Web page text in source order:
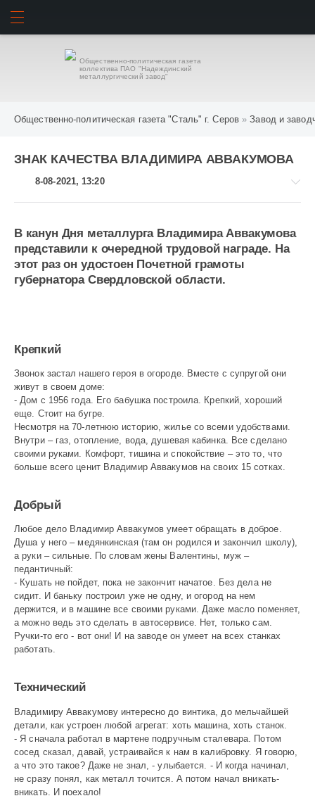
Общественно-политическая газета
коллектива ПАО "Надеждинский
металлургический завод"
Общественно-политическая газета "Сталь" г. Серов »Завод и
ЗНАК КАЧЕСТВА ВЛАДИМИРА АВВАКУМОВА
8-08-2021, 13:20
Завод
и
заводчане
В канун Дня металлурга Владимира Аввакумова
представили к очередной трудовой награде. На
этот раз он удостоен Почетной грамоты
губернатора Свердловской области.
Крепкий
Звонок застал нашего героя в огороде. Вместе с супругой они
живут в своем доме:
- Дом с 1956 года. Его бабушка построила. Крепкий, хороший
еще. Стоит на бугре.
Несмотря на 70-летнюю историю, жилье со всеми удобствами.
Внутри – газ, отопление, вода, душевая кабинка. Все сделано
своими руками. Комфорт, тишина и спокойствие – это то, что
больше всего ценит Владимир Аввакумов на своих 15 сотках.
Добрый
Любое дело Владимир Аввакумов умеет обращать в доброе.
Душа у него – медянкинская (там он родился и закончил школу),
а руки – сильные. По словам жены Валентины, муж –
педантичный:
- Кушать не пойдет, пока не закончит начатое. Без дела не
сидит. И баньку построил уже не одну, и огород на нем
держится, и в машине все своими руками. Даже масло поменяет,
а можно ведь это сделать в автосервисе. Нет, только сам.
Ручки-то его - вот они! И на заводе он умеет на всех станках
работать.
Технический
Владимиру Аввакумову интересно до винтика, до мельчайшей
детали, как устроен любой агрегат: хоть машина, хоть станок.
- Я сначала работал в мартене подручным сталевара. Потом
сосед сказал, давай, устраи­вайся к нам в калибровку. Я говорю,
а что это такое? Даже не знал, - улыбается. - И когда начинал,
не сразу понял, как металл точится. А потом начал вникать-
вникать. И поехало!